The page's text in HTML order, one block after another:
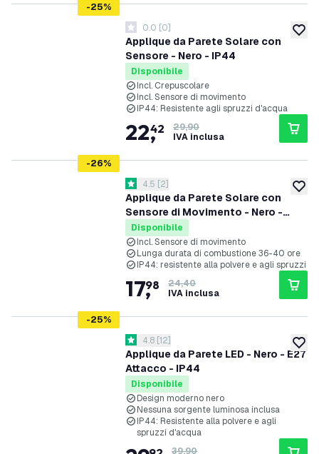
-25%
Applique da Parete Solare con
Sensore - Nero - IP44
0 stelle di valutazione
0.0 [0]
Disponibile
Incl. Crepuscolare
Incl. Sensore di movimento
IP44: Resistente agli spruzzi d'acqua
22,
42
29,90
IVA inclusa
-26%
Applique da Parete Solare con
Sensore di Movimento - Nero -
IP44
apri il cassetto delle recensioni
4.5 stelle di valutazione
4.5 [2]
Disponibile
Incl. Sensore di movimento
Lunga durata di combustione 36-40 ore
IP44: resistente alla polvere e agli spruzzi
17,
98
24,40
IVA inclusa
-25%
Applique da Parete LED - Nero - E27
Attacco - IP44
apri il cassetto delle recensioni
4.8 stelle di valutazione
4.8 [12]
Disponibile
Design moderno nero
Nessuna sorgente luminosa inclusa
IP44: Resistente alla polvere e agli
spruzzi d'acqua
39,90